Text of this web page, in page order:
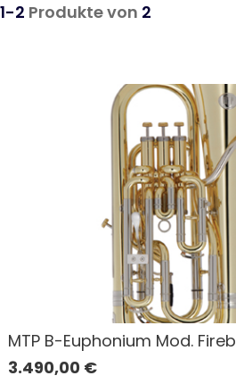
1-2 Produkte von 2
MTP B-Euphonium Mod.
3.490,00 €